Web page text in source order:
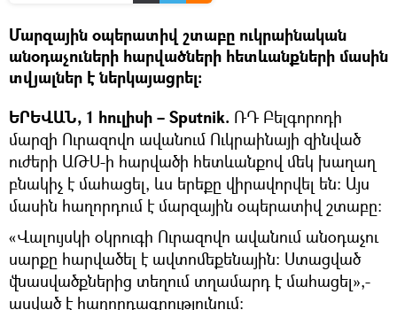
Մարզային օպերատիվ շտաբը ուկրաինական
անօդաչուների հարվածների հետևանքների մասին
տվյալներ է ներկայացրել:
ԵՐԵՎԱՆ, 1 հուլիսի – Sputnik. ՌԴ Բելգորոդի
մարզի Ուրազովո ավանում Ուկրաինայի զինված
ուժերի ԱԹՍ-ի հարվածի հետևանքով մեկ խաղաղ
բնակիչ է մահացել, ևս երեքը վիրավորվել են։ Այս
մասին հաղորդում է մարզային օպերատիվ շտաբը:
«Վալույսկի օկրուգի Ուրազովո ավանում անօդաչու
սարքը հարվածել է ավտոմեքենային։ Ստացված
վնասվածքներից տեղում տղամարդ է մահացել»,-
ասված է հաղորդագրությունում։